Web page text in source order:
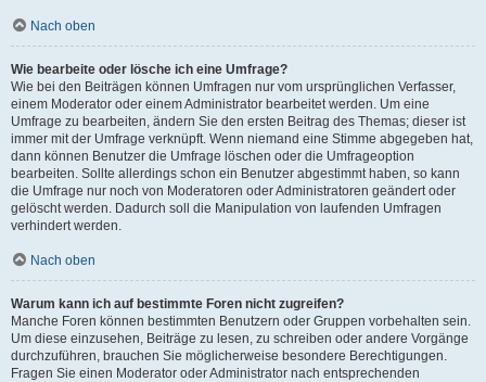
Nach oben
Wie bearbeite oder lösche ich eine Umfrage?
Wie bei den Beiträgen können Umfragen nur vom ursprünglichen Verfasser,
einem Moderator oder einem Administrator bearbeitet werden. Um eine
Umfrage zu bearbeiten, ändern Sie den ersten Beitrag des Themas; dieser ist
immer mit der Umfrage verknüpft. Wenn niemand eine Stimme abgegeben hat,
dann können Benutzer die Umfrage löschen oder die Umfrageoption
bearbeiten. Sollte allerdings schon ein Benutzer abgestimmt haben, so kann
die Umfrage nur noch von Moderatoren oder Administratoren geändert oder
gelöscht werden. Dadurch soll die Manipulation von laufenden Umfragen
verhindert werden.
Nach oben
Warum kann ich auf bestimmte Foren nicht zugreifen?
Manche Foren können bestimmten Benutzern oder Gruppen vorbehalten sein.
Um diese einzusehen, Beiträge zu lesen, zu schreiben oder andere Vorgänge
durchzuführen, brauchen Sie möglicherweise besondere Berechtigungen.
Fragen Sie einen Moderator oder Administrator nach entsprechenden